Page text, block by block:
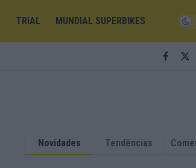
TRIAL MUNDIAL SUPERBIKES
Novidades Tendências